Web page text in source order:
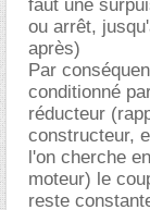
faut une
ou arrêt,
après)
Par
conditionné
réducteur
constructeur,
l'on cherche
moteur) le
reste